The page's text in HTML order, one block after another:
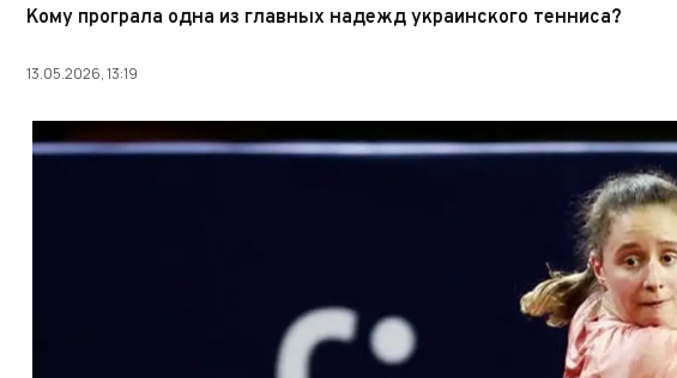
Кому програла одна из главных надежд украинского тенниса?
13.05.2026, 13:19